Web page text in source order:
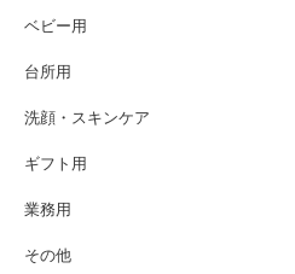
ベビー用
台所用
洗顔・スキンケア
ギフト用
業務用
その他